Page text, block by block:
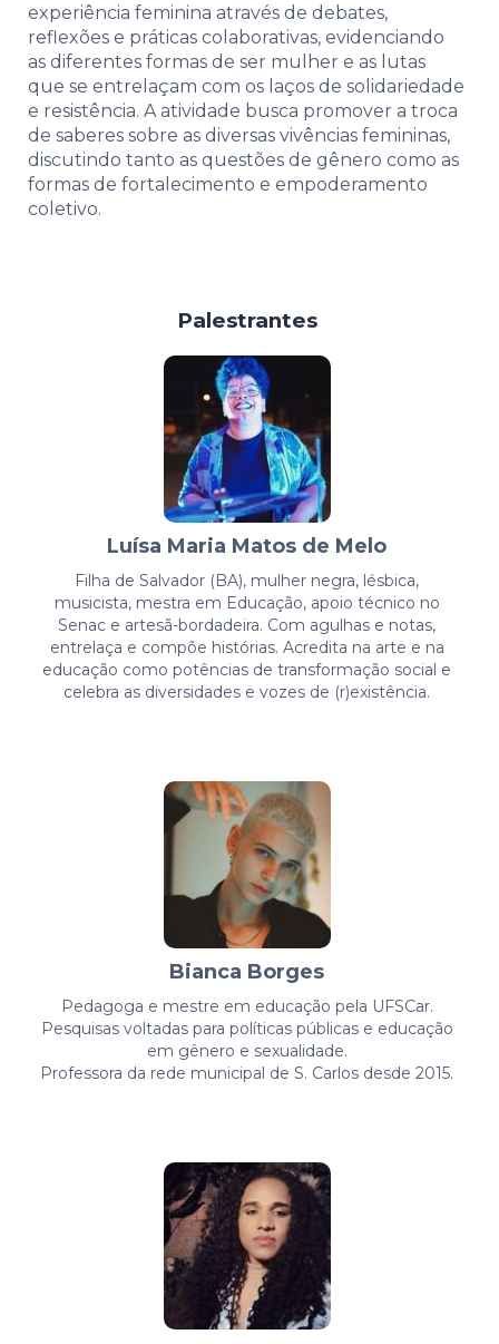
experiência feminina através de debates,
reflexões e práticas colaborativas, evidenciando
as diferentes formas de ser mulher e as lutas
que se entrelaçam com os laços de solidariedade
e resistência. A atividade busca promover a troca
de saberes sobre as diversas vivências femininas,
discutindo tanto as questões de gênero como as
formas de fortalecimento e empoderamento
coletivo.
Palestrantes
Luísa Maria Matos de Melo
Filha de Salvador (BA), mulher negra, lésbica,
musicista, mestra em Educação, apoio técnico no
Senac e artesã-bordadeira. Com agulhas e notas,
entrelaça e compõe histórias. Acredita na arte e na
educação como potências de transformação social e
celebra as diversidades e vozes de (r)existência.
Bianca Borges
Pedagoga e mestre em educação pela UFSCar.
Pesquisas voltadas para políticas públicas e educação
em gênero e sexualidade.
Professora da rede municipal de S. Carlos desde 2015.